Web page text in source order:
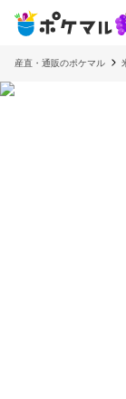
産直・通販のポケマル